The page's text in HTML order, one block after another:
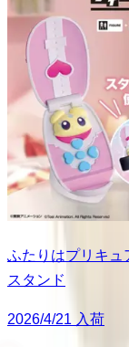
ふたりはプリキ
スタンド
2026/4/21 入荷